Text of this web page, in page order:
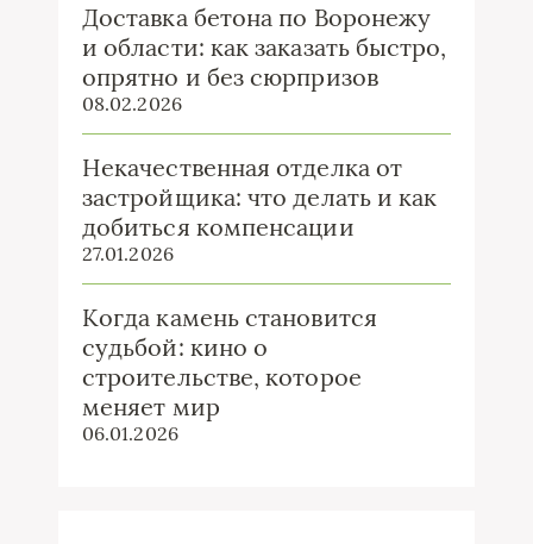
Доставка бетона по Воронежу
и области: как заказать быстро,
опрятно и без сюрпризов
08.02.2026
Некачественная отделка от
застройщика: что делать и как
добиться компенсации
27.01.2026
Когда камень становится
судьбой: кино о
строительстве, которое
меняет мир
06.01.2026